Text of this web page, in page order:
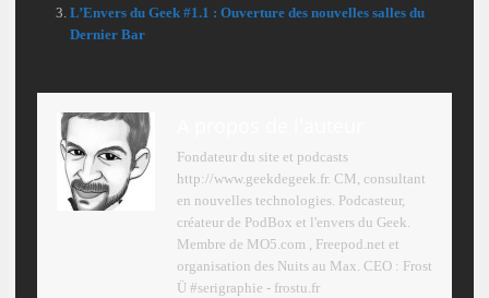
L’Envers du Geek #1.1 : Ouverture des nouvelles salles du
Dernier Bar
Fondateur du site et podcasts
http://www.geekdegeek.fr. CM, consultant
en nouvelles technologies. Podcasteur,
créateur de PodBox et l'envers du Geek.
Membre de MO5.com , Freepod.net et
organisation des Nuits au Max. CEO : Frost
Ü #serigraphie - frostu.fr